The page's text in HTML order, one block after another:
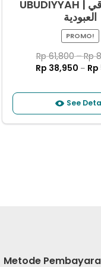
UBUDIYYAH | ﺷﺮﺡ ﻣﺮﺍﻗﻲ
ﺍﻟﻌﺒﻮﺩﻳﺔ
PROMO!
Rp61,800–Rp
Rp 38,950 – Rp
See
Metode